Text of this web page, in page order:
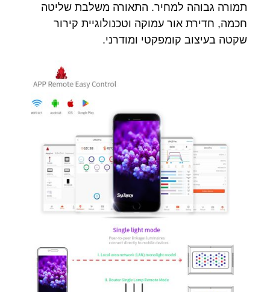
תמורה גבוהה למחיר. התאורה משלבת שליטה
חכמה, חדירת אור עמוקה וטכנולוגיית קירור
שקטה בעיצוב קומפקטי ומודרני.